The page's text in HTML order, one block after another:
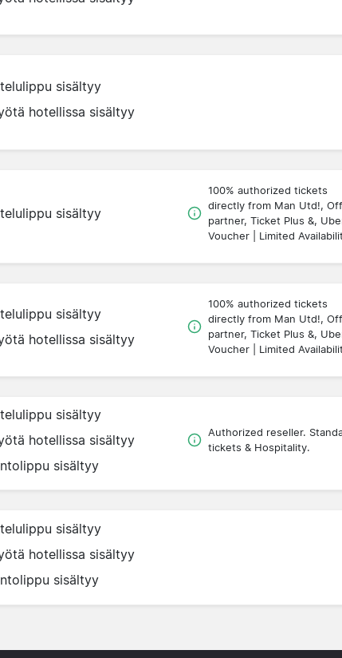
sisältyy
hotellissa sisältyy
sisältyy
100% authorized tickets
directly from Man Utd!,
partner, Ticket Plus &,
Voucher | Limited
sisältyy
hotellissa sisältyy
100% authorized tickets
directly from Man Utd!,
partner, Ticket Plus &,
Voucher | Limited
sisältyy
hotellissa sisältyy
sisältyy
Authorized reseller.
tickets & Hospitality.
sisältyy
hotellissa sisältyy
sisältyy